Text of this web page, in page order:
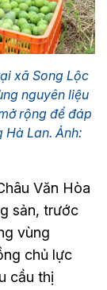
xã Song Lộc
nguyên liệu
rộng để đáp
Hà Lan. Ảnh:
Văn Hòa
sản, trước
vùng
chủ lực
cầu thị